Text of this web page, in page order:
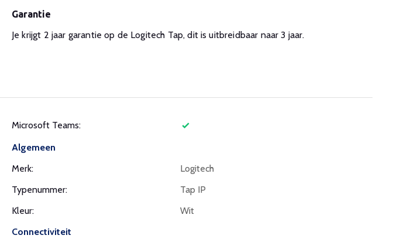
Garantie
Je krijgt 2 jaar garantie op de Logitech Tap, dit is uitbreidbaar naar 3 jaar.
Microsoft Teams:
Algemeen
Merk:
Logitech
Typenummer:
Tap IP
Kleur:
Wit
Connectiviteit